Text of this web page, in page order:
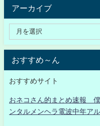
アーカイブ
おすすめ～ん
おすすめサイト
おネコさん的まとめ速報
ンタルメンヘラ電波中年ア